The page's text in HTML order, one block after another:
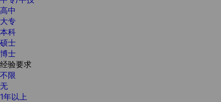
高中
大专
本科
硕士
博士
经验要求
不限
无
1年以上